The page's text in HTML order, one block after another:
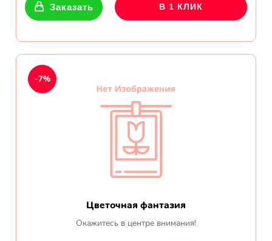
Заказать В 1 КЛИК
Цветочная фантазия
Окажитесь в центре внимания!
-7%